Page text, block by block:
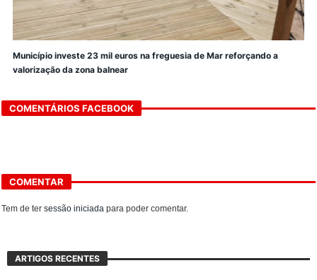
Município investe 23 mil euros na freguesia de Mar reforçando a
valorização da zona balnear
COMENTÁRIOS FACEBOOK
COMENTAR
Tem de tersessão iniciada para poder comentar.
ARTIGOS RECENTES